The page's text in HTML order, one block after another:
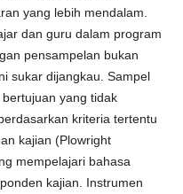
yang lebih mendalam.
dan guru dalam program
pensampelan bukan
sukar dijangkau. Sampel
yang tidak
kriteria tertentu
kajian (Plowright
mempelajari bahasa
kajian. Instrumen